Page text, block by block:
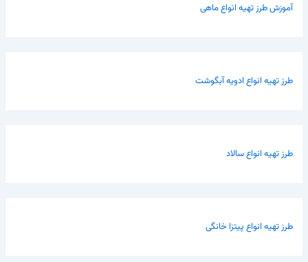
آموزش طرز تهیه انواع ماهی
طرز تهیه انواع ادویه آبگوشت
طرز تهیه انواع سالاد
طرز تهیه انواع پیتزا خانگی